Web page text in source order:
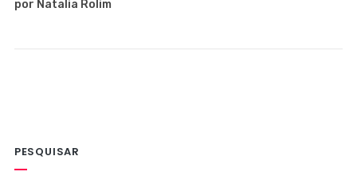
por Natalia Rolim
PESQUISAR